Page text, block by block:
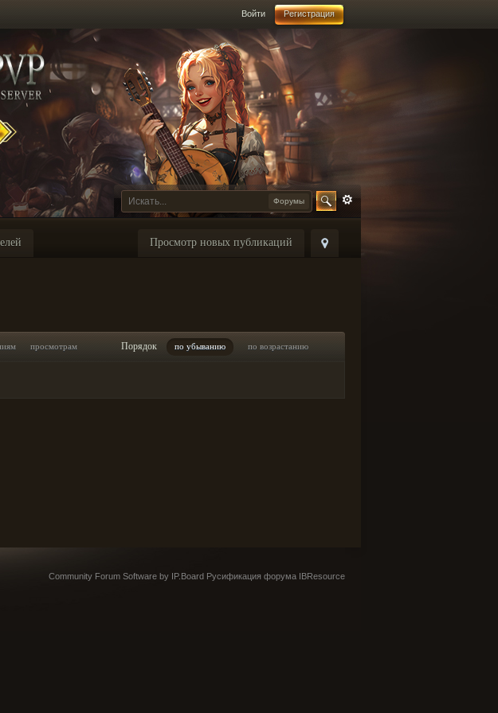
Войти Регистрация
Форумы
Просмотр новых публикаций
просмотрам Порядок по убыванию по возрастанию
Community Forum Software by IP.Board Русификация форума IBResource